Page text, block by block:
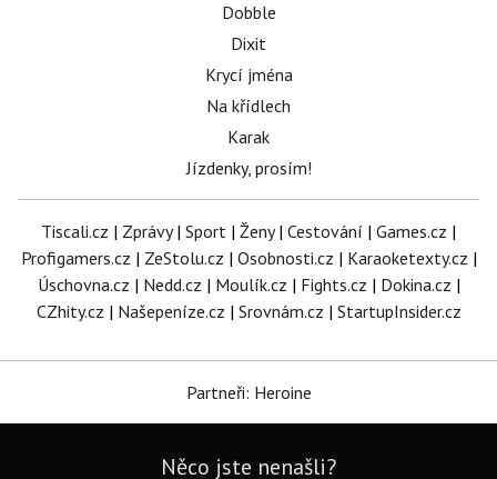
Dobble
Dixit
Krycí jména
Na křídlech
Karak
Jízdenky, prosím!
Tiscali.cz | Zprávy| Sport | Ženy| Cestování | Games.cz |
Profigamers.cz | ZeStolu.cz | Osobnosti.cz | Karaoketexty.cz |
Úschovna.cz | Nedd.cz | Moulík.cz | Fights.cz | Dokina.cz |
CZhity.cz | Našepeníze.cz | Srovnám.cz | StartupInsider.cz
Partneři: Heroine
Něco jste nenašli?